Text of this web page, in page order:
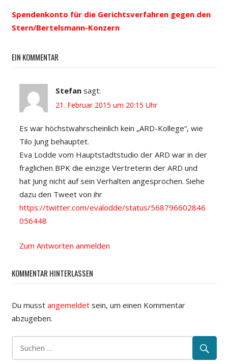
Spendenkonto für die Gerichtsverfahren gegen den
Stern/Bertelsmann-Konzern
EIN KOMMENTAR
Stefan sagt:
21. Februar 2015 um 20:15 Uhr
Es war höchstwahrscheinlich kein „ARD-Kollege“, wie
Tilo Jung behauptet.
Eva Lodde vom Hauptstadtstudio der ARD war in der
fraglichen BPK die einzige Vertreterin der ARD und
hat Jung nicht auf sein Verhalten angesprochen. Siehe
dazu den Tweet von ihr
https://twitter.com/evalodde/status/568796602846
056448
Zum Antworten anmelden
KOMMENTAR HINTERLASSEN
Du musst angemeldetsein, um einen Kommentar
abzugeben.